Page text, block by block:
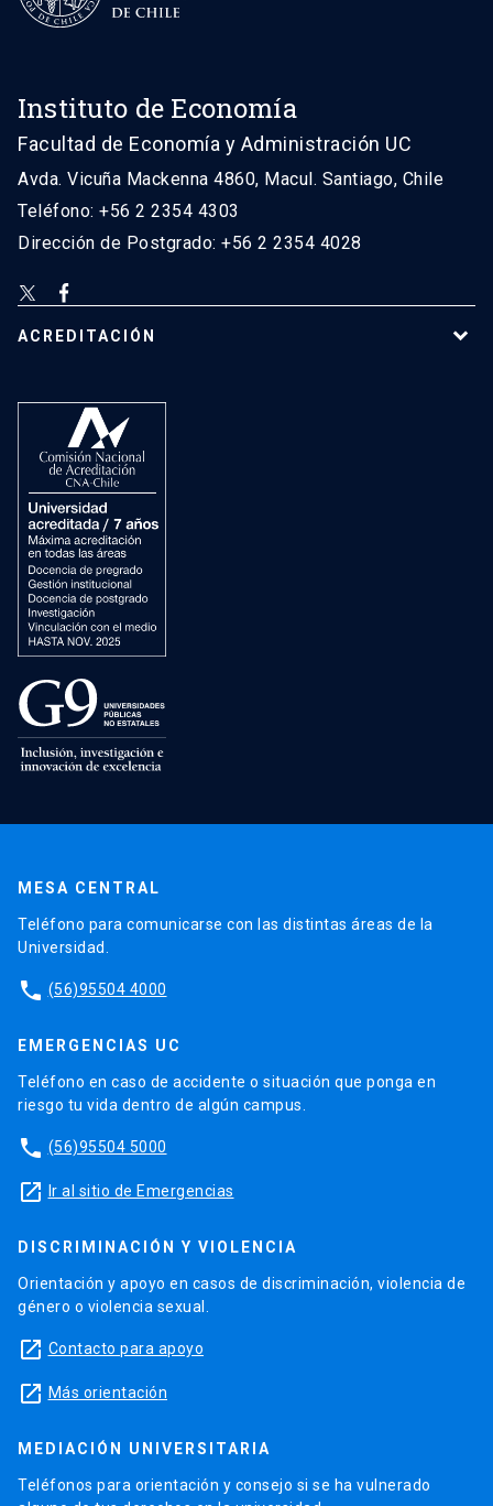
Instituto de Economía
Facultad de Economía y Administración UC
Avda. Vicuña Mackenna 4860, Macul. Santiago, Chile
Teléfono: +56 2 2354 4303
Dirección de Postgrado: +56 2 2354 4028
ACREDITACIÓN
MESA CENTRAL
Teléfono para comunicarse con las distintas áreas de la
Universidad.
phone (56)95504 4000
EMERGENCIAS UC
Teléfono en caso de accidente o situación que ponga en
riesgo tu vida dentro de algún campus.
phone (56)95504 5000
launch Ir al sitio de Emergencias
DISCRIMINACIÓN Y VIOLENCIA
Orientación y apoyo en casos de discriminación, violencia de
género o violencia sexual.
launch Contacto para apoyo
launch Más orientación
MEDIACIÓN UNIVERSITARIA
Teléfonos para orientación y consejo si se ha vulnerado